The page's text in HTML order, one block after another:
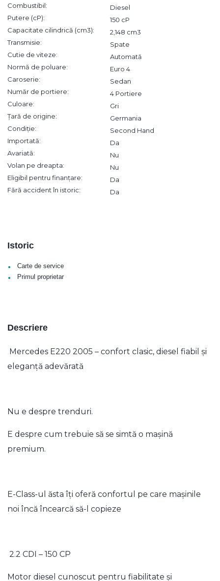
Combustibil:
Diesel
Putere (cP):
150 cP
Capacitate cilindrică (cm3):
2,148 cm3
Transmisie:
Spate
Cutie de viteze:
Automată
Normă de poluare:
Euro 4
Caroserie:
Sedan
Număr de portiere:
4 Portiere
Culoare:
Gri
Țară de origine:
Germania
Condiție:
Second Hand
Importată:
Da
Avariată:
Nu
Volan pe dreapta:
Nu
Eligibil pentru finanțare:
Da
Fără accident în istoric:
Da
Istoric
• Carte de service
• Primul proprietar
Descriere
Mercedes E220 2005 – confort clasic, diesel fiabil și
eleganță adevărată
Nu e despre trenduri.
E despre cum trebuie să se simtă o mașină
premium.
E-Class-ul ăsta îți oferă confortul pe care mașinile
noi încă încearcă să-l copieze
2.2 CDI – 150 CP
Motor diesel cunoscut pentru fiabilitate și